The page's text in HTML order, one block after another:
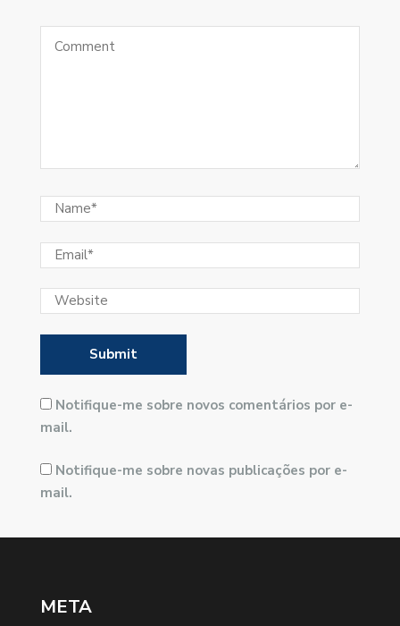
Notifique-me sobre novos comentários por e-
mail.
Notifique-me sobre novas publicações por e-
mail.
META